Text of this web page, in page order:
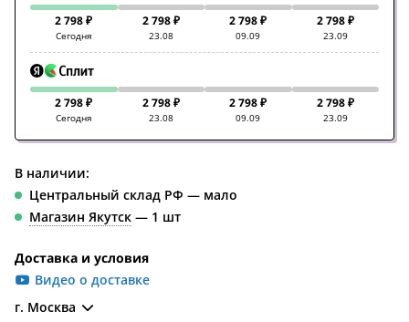
2 798 ₽
Сегодня
2 798 ₽
23.08
2 798 ₽
09.09
2 798 ₽
23.09
2 798 ₽
Сегодня
2 798 ₽
23.08
2 798 ₽
09.09
2 798 ₽
23.09
В наличии:
Центральный склад РФ — мало
Магазин Якутск — 1 шт
Доставка и условия
Видео о доставке
г. Москва